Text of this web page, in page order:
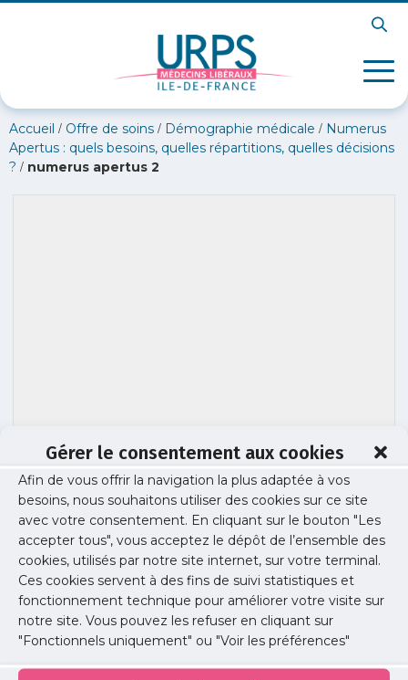
Gérer le consentement aux cookies
Afin de vous offrir la navigation la plus adaptée à vos
besoins, nous souhaitons utiliser des cookies sur ce site
avec votre consentement. En cliquant sur le bouton "Les
accepter tous", vous acceptez le dépôt de l’ensemble des
cookies, utilisés par notre site internet, sur votre terminal.
Ces cookies servent à des fins de suivi statistiques et
fonctionnement technique pour améliorer votre visite sur
notre site. Vous pouvez les refuser en cliquant sur
"Fonctionnels uniquement" ou "Voir les préférences"
Accueil / Offre de soins / Démographie médicale / Numerus
Apertus : quels besoins, quelles répartitions, quelles décisions
? / numerus apertus 2
numerus apertus 2
Publié le :2 juillet 2025
Partager cet article :